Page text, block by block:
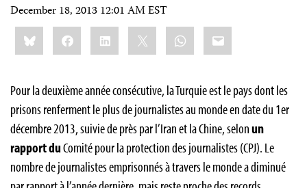
December 18, 2013 12:01 AM EST
Share
this:BlueskyFacebookLinkedIn WhatsApp
Email
Pour la deuxième année consécutive, la Turquie est le pays dont les
prisons renferment le plus de journalistes au monde en date du 1er
décembre 2013, suivie de près par l’Iran et la Chine, selonun
rapport duComité pour la protection des journalistes (CPJ). Le
nombre de journalistes emprisonnés à travers le monde a diminué